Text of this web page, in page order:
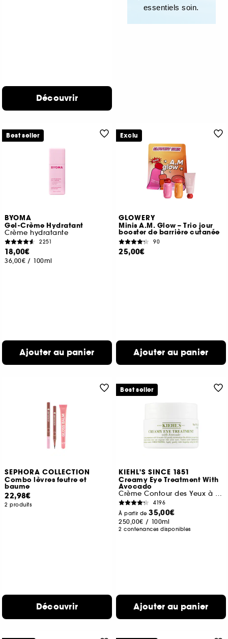
Découvrir
essentiels soin.
BYOMA
Gel-Crème Hydratant
Crème hydratante
2251
18,00€
36,00€ / 100ml
Ajouter au panier
Best seller
GLOWERY
Minis A.M. Glow – Trio jour
booster de barrière cutanée
90
25,00€
Ajouter au panier
Exclu
SEPHORA COLLECTION
Combo lèvres feutre et
baume
22,98€
2 produits
Découvrir
KIEHL'S SINCE 1851
Creamy Eye Treatment With
Avocado
Crème Contour des Yeux à l’Avocat
4196
À partir de35,00€
250,00€ / 100ml
2 contenances disponibles
Ajouter au panier
Best seller